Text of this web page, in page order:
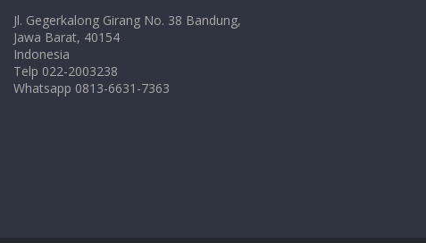
Jl. Gegerkalong Girang No. 38 Bandung,
Jawa Barat, 40154
Indonesia
Telp 022-2003238
Whatsapp 0813-6631-7363